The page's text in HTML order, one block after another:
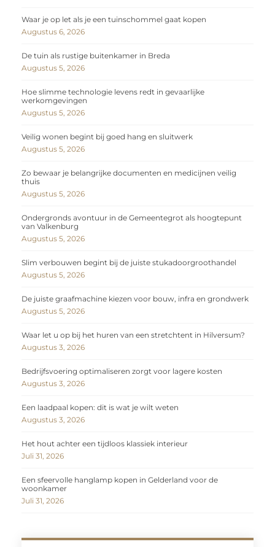
Waar je op let als je een tuinschommel gaat kopen
Augustus 6, 2026
De tuin als rustige buitenkamer in Breda
Augustus 5, 2026
Hoe slimme technologie levens redt in gevaarlijke
werkomgevingen
Augustus 5, 2026
Veilig wonen begint bij goed hang en sluitwerk
Augustus 5, 2026
Zo bewaar je belangrijke documenten en medicijnen veilig
thuis
Augustus 5, 2026
Ondergronds avontuur in de Gemeentegrot als hoogtepunt
van Valkenburg
Augustus 5, 2026
Slim verbouwen begint bij de juiste stukadoorgroothandel
Augustus 5, 2026
De juiste graafmachine kiezen voor bouw, infra en grondwerk
Augustus 5, 2026
Waar let u op bij het huren van een stretchtent in Hilversum?
Augustus 3, 2026
Bedrijfsvoering optimaliseren zorgt voor lagere kosten
Augustus 3, 2026
Een laadpaal kopen: dit is wat je wilt weten
Augustus 3, 2026
Het hout achter een tijdloos klassiek interieur
Juli 31, 2026
Een sfeervolle hanglamp kopen in Gelderland voor de
woonkamer
Juli 31, 2026